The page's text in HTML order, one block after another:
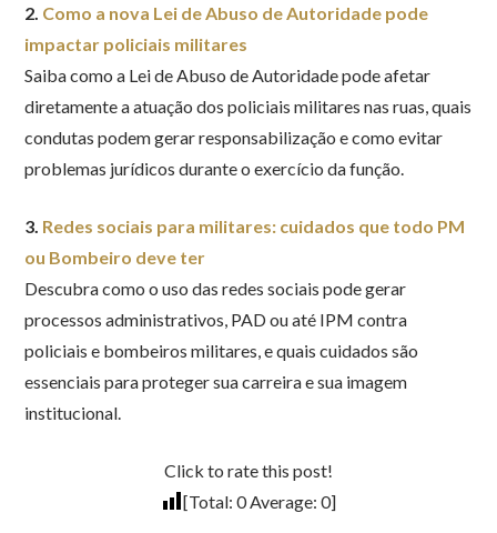
2. Como a nova Lei de Abuso de Autoridade pode
impactar policiais militares
Saiba como a Lei de Abuso de Autoridade pode afetar
diretamente a atuação dos policiais militares nas ruas, quais
condutas podem gerar responsabilização e como evitar
problemas jurídicos durante o exercício da função.
3. Redes sociais para militares: cuidados que todo PM
ou Bombeiro deve ter
Descubra como o uso das redes sociais pode gerar
processos administrativos, PAD ou até IPM contra
policiais e bombeiros militares, e quais cuidados são
essenciais para proteger sua carreira e sua imagem
institucional.
Click to rate this post!
[Total: 0Average: 0]